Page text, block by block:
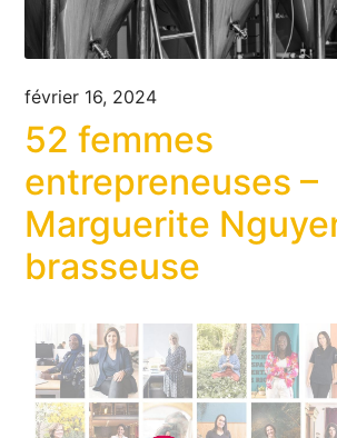
février 16, 2024
52 femmes
entrepreneuses –
Marguerite
brasseuse